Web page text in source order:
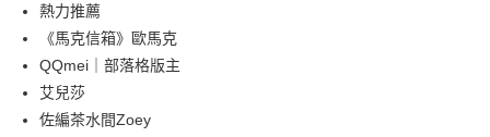
熱力推薦
《馬克信箱》歐馬克
QQmei｜部落格版主
艾兒莎
佐編茶水間Zoey